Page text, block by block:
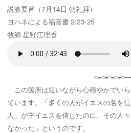
説教要旨（7月14日 朝礼拝）
ヨハネによる福音書 2:23-25
牧師 星野江理香
この箇所は短いながら心穏やかでい
ています。「多くの人がイエスの名を
人」が主イエスを信じたのに、その人
なかった」というのです。